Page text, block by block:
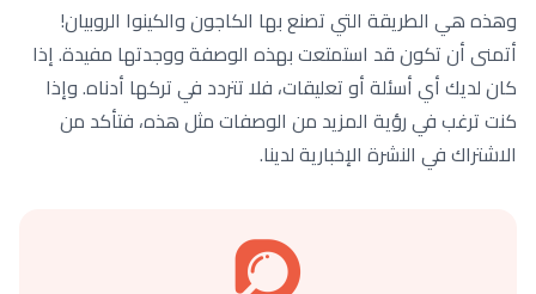
وهذه هي الطريقة التي تصنع بها الكاجون والكينوا الروبيان!
أتمنى أن تكون قد استمتعت بهذه الوصفة ووجدتها مفيدة. إذا
كان لديك أي أسئلة أو تعليقات، فلا تتردد في تركها أدناه. وإذا
كنت ترغب في رؤية المزيد من الوصفات مثل هذه، فتأكد من
الاشتراك في النشرة الإخبارية لدينا.